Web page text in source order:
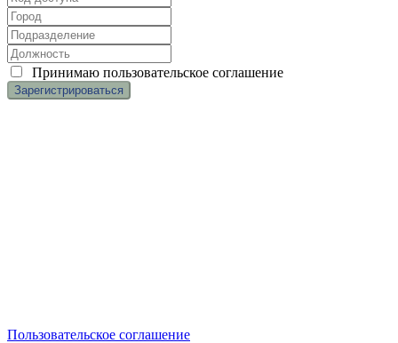
Принимаю пользовательское соглашение
Пользовательское соглашение